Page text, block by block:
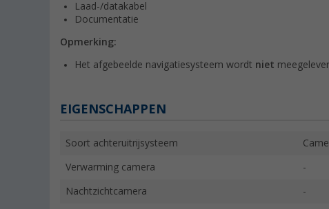
Laad-/datakabel
Documentatie
Opmerking:
Het afgebeelde navigatiesysteem wordt niet
EIGENSCHAPPEN
Soort achteruitrijsysteem
Verwarming camera -
Nachtzichtcamera -